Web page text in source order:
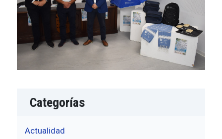
Categorías
Actualidad